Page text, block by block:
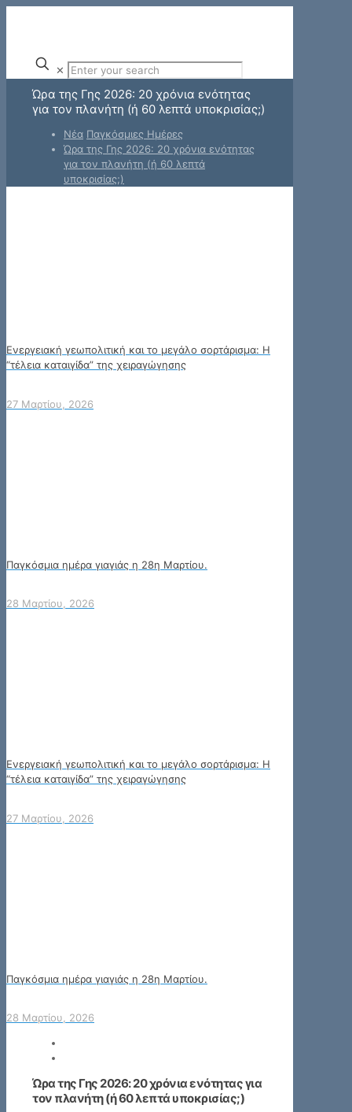
✕
Ώρα της Γης 2026: 20 χρόνια ενότητας
για τον πλανήτη (ή 60 λεπτά υποκρισίας;)
Νέα Παγκόσμιες Ημέρες
Ώρα της Γης 2026: 20 χρόνια ενότητας
για τον πλανήτη (ή 60 λεπτά
υποκρισίας;)
Ενεργειακή γεωπολιτική και το μεγάλο σορτάρισμα: Η
“τέλεια καταιγίδα” της χειραγώγησης
27 Μαρτίου, 2026
Παγκόσμια ημέρα γιαγιάς η 28η Μαρτίου.
28 Μαρτίου, 2026
Ενεργειακή γεωπολιτική και το μεγάλο σορτάρισμα: Η
“τέλεια καταιγίδα” της χειραγώγησης
27 Μαρτίου, 2026
Παγκόσμια ημέρα γιαγιάς η 28η Μαρτίου.
28 Μαρτίου, 2026
Ώρα της Γης 2026: 20 χρόνια ενότητας για
τον πλανήτη (ή 60 λεπτά υποκρισίας;)